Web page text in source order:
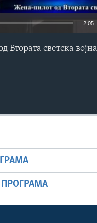
2:05
Втората светска војна
ПРОГРАМА